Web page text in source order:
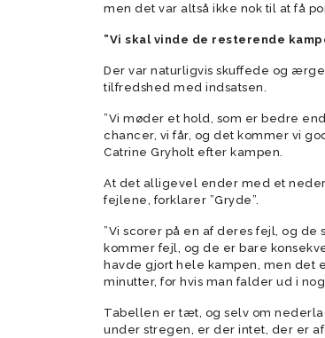
men det var altså ikke nok til at få
”Vi skal vinde de resterende
Der var naturligvis skuffede og
tilfredshed med indsatsen.
”Vi møder et hold, som er bedre
chancer, vi får, og det kommer vi
Catrine Gryholt efter kampen.
At det alligevel ender med et
fejlene, forklarer ”Gryde”.
”Vi scorer på en af deres fejl, og
kommer fejl, og de er bare
havde gjort hele kampen, men det
minutter, for hvis man falder ud i
Tabellen er tæt, og selv om
under stregen, er der intet, der er